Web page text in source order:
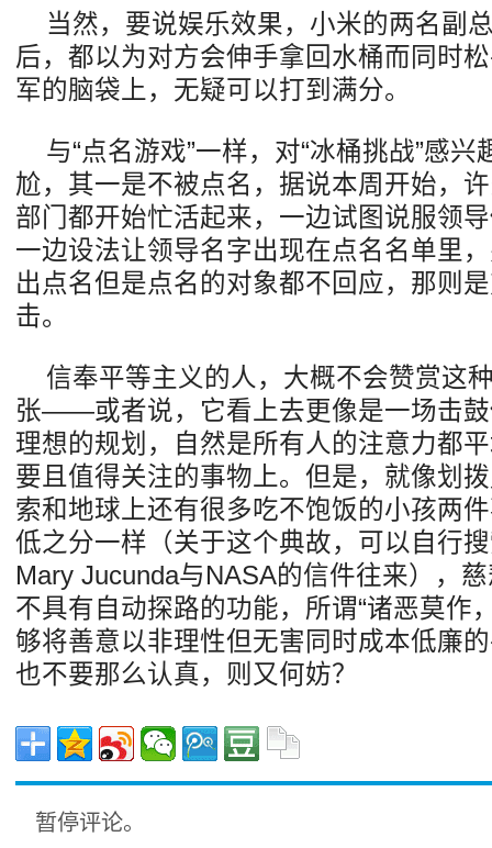
当然，要说娱乐效果，小米的两名副
后，都以为对方会伸手拿回水桶而同时
军的脑袋上，无疑可以打到满分。
与“点名游戏”一样，对“冰桶挑战”感
尬，其一是不被点名，据说本周开始，
部门都开始忙活起来，一边试图说服领
一边设法让领导名字出现在点名名单里
出点名但是点名的对象都不回应，那则
击。
信奉平等主义的人，大概不会赞赏这
张——或者说，它看上去更像是一场击
理想的规划，自然是所有人的注意力都
要且值得关注的事物上。但是，就像划
索和地球上还有很多吃不饱饭的小孩两
低之分一样（关于这个典故，可以自行
Mary Jucunda与NASA的信件往来），
不具有自动探路的功能，所谓“诸恶莫作
够将善意以非理性但无害同时成本低廉
也不要那么认真，则又何妨？
暂停评论。